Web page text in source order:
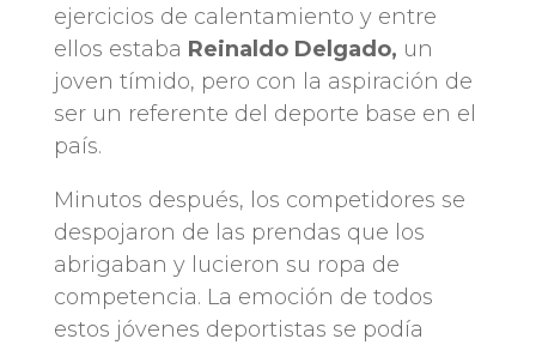
ejercicios de calentamiento y entre
ellos estaba Reinaldo Delgado, un
joven tímido, pero con la aspiración de
ser un referente del deporte base en el
país.
Minutos después, los competidores se
despojaron de las prendas que los
abrigaban y lucieron su ropa de
competencia. La emoción de todos
estos jóvenes deportistas se podía